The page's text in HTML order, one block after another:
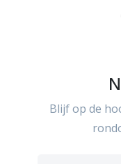
Blijf op de